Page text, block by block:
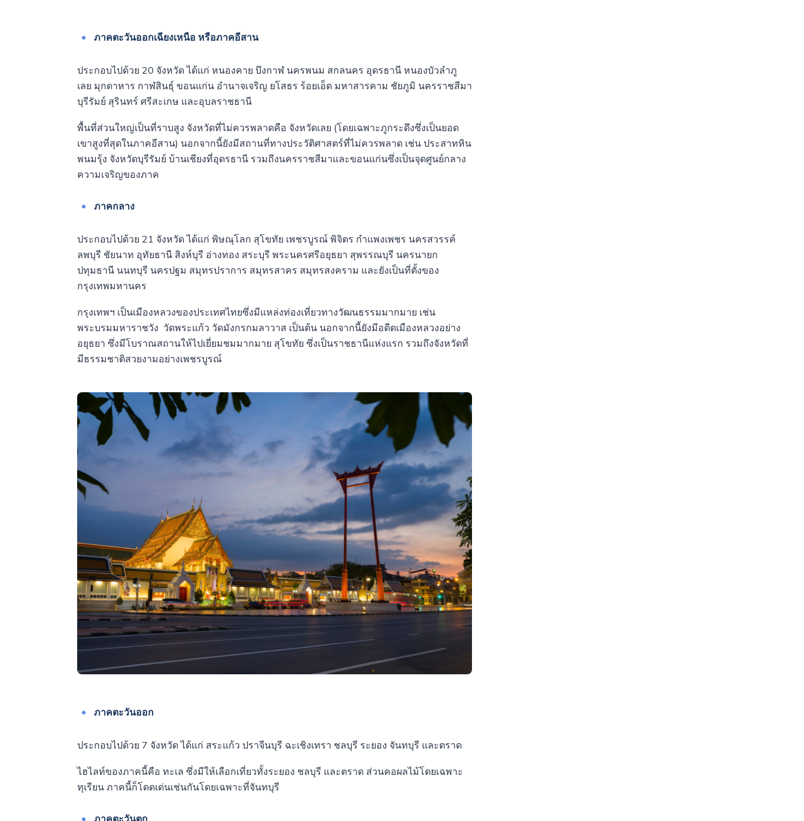
ภาคตะวันออกเฉียงเหนือ หรือภาคอีสาน
ประกอบไปด้วย 20 จังหวัด ได้แก่ หนองคาย บึงกาฬ นครพนม สกลนคร อุดรธานี หนองบัวลำภู
เลย มุกดาหาร กาฬสินธุ์ ขอนแก่น อำนาจเจริญ ยโสธร ร้อยเอ็ด มหาสารคาม ชัยภูมิ นครราชสีมา
บุรีรัมย์ สุรินทร์ ศรีสะเกษ และอุบลราชธานี
พื้นที่ส่วนใหญ่เป็นที่ราบสูง จังหวัดที่ไม่ควรพลาดคือ จังหวัดเลย (โดยเฉพาะภูกระดึงซึ่งเป็นยอด
เขาสูงที่สุดในภาคอีสาน) นอกจากนี้ยังมีสถานที่ทางประวัติศาสตร์ที่ไม่ควรพลาด เช่น ประสาทหิน
พนมรุ้ง จังหวัดบุรีรัมย์ บ้านเชียงที่อุดรธานี รวมถึงนครราชสีมาและขอนแก่นซึ่งเป็นจุดศูนย์กลาง
ความเจริญของภาค
ภาคกลาง
ประกอบไปด้วย 21 จังหวัด ได้แก่ พิษณุโลก สุโขทัย เพชรบูรณ์ พิจิตร กำแพงเพชร นครสวรรค์
ลพบุรี ชัยนาท อุทัยธานี สิงห์บุรี อ่างทอง สระบุรี พระนครศรีอยุธยา สุพรรณบุรี นครนายก
ปทุมธานี นนทบุรี นครปฐม สมุทรปราการ สมุทรสาคร สมุทรสงคราม และยังเป็นที่ตั้งของ
กรุงเทพมหานคร
กรุงเทพฯ เป็นเมืองหลวงของประเทศไทยซึ่งมีแหล่งท่องเที่ยวทางวัฒนธรรมมากมาย เช่น
พระบรมมหาราชวัง วัดพระแก้ว วัดมังกรกมลาวาส เป็นต้น นอกจากนี้ยังมีอดีตเมืองหลวงอย่าง
อยุธยา ซึ่งมีโบราณสถานให้ไปเยี่ยมชมมากมาย สุโขทัย ซึ่งเป็นราชธานีแห่งแรก รวมถึงจังหวัดที่
มีธรรมชาติสวยงามอย่างเพชรบูรณ์
ภาคตะวันออก
ประกอบไปด้วย 7 จังหวัด ได้แก่ สระแก้ว ปราจีนบุรี ฉะเชิงเทรา ชลบุรี ระยอง จันทบุรี และตราด
ไฮไลท์ของภาคนี้คือ ทะเล ซึ่งมีให้เลือกเที่ยวทั้งระยอง ชลบุรี และตราด ส่วนคอผลไม้โดยเฉพาะ
ทุเรียน ภาคนี้ก็โดดเด่นเช่นกันโดยเฉพาะที่จันทบุรี